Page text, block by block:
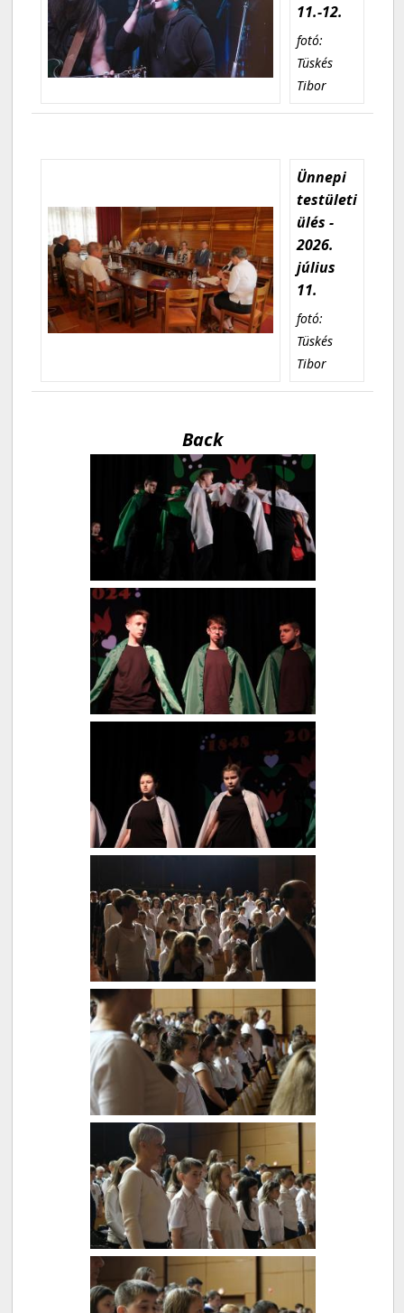
11.-12.
fotó:
Tüskés
Tibor
Ünnepi
testületi
ülés -
2026.
július
11.
fotó:
Tüskés
Tibor
Back